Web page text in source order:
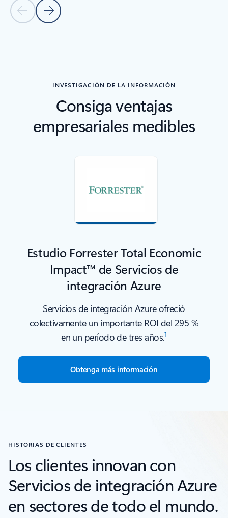
Diapositiva anterior
Diapositiva siguiente
INVESTIGACIÓN DE LA INFORMACIÓN
Consiga ventajas
empresariales medibles
Estudio Forrester Total Economic
Impact™ de Servicios de
integración Azure
Servicios de integración Azure ofreció
colectivamente un importante ROI del 295 %
en un período de tres años.1
Obtenga más información
HISTORIAS DE CLIENTES
Los clientes innovan con
Servicios de integración Azure
en sectores de todo el mundo.